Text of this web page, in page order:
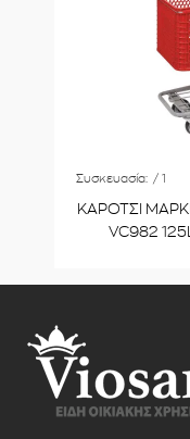
Συσκευασία: / 1
ΚΑΡΟΤΣΙ
VC982